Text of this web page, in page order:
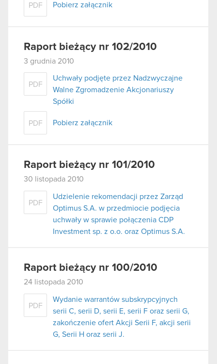
PDF Pobierz załącznik
Raport bieżący nr 102/2010
3 grudnia 2010
PDF
Uchwały podjęte przez Nadzwyczajne
Walne Zgromadzenie Akcjonariuszy
Spółki
PDF Pobierz załącznik
Raport bieżący nr 101/2010
30 listopada 2010
PDF
Udzielenie rekomendacji przez Zarząd
Optimus S.A. w przedmiocie podjęcia
uchwały w sprawie połączenia CDP
Investment sp. z o.o. oraz Optimus S.A.
Raport bieżący nr 100/2010
24 listopada 2010
PDF
Wydanie warrantów subskrypcyjnych
serii C, serii D, serii E, serii F oraz serii G,
zakończenie ofert Akcji Serii F, akcji serii
G, Serii H oraz serii J.